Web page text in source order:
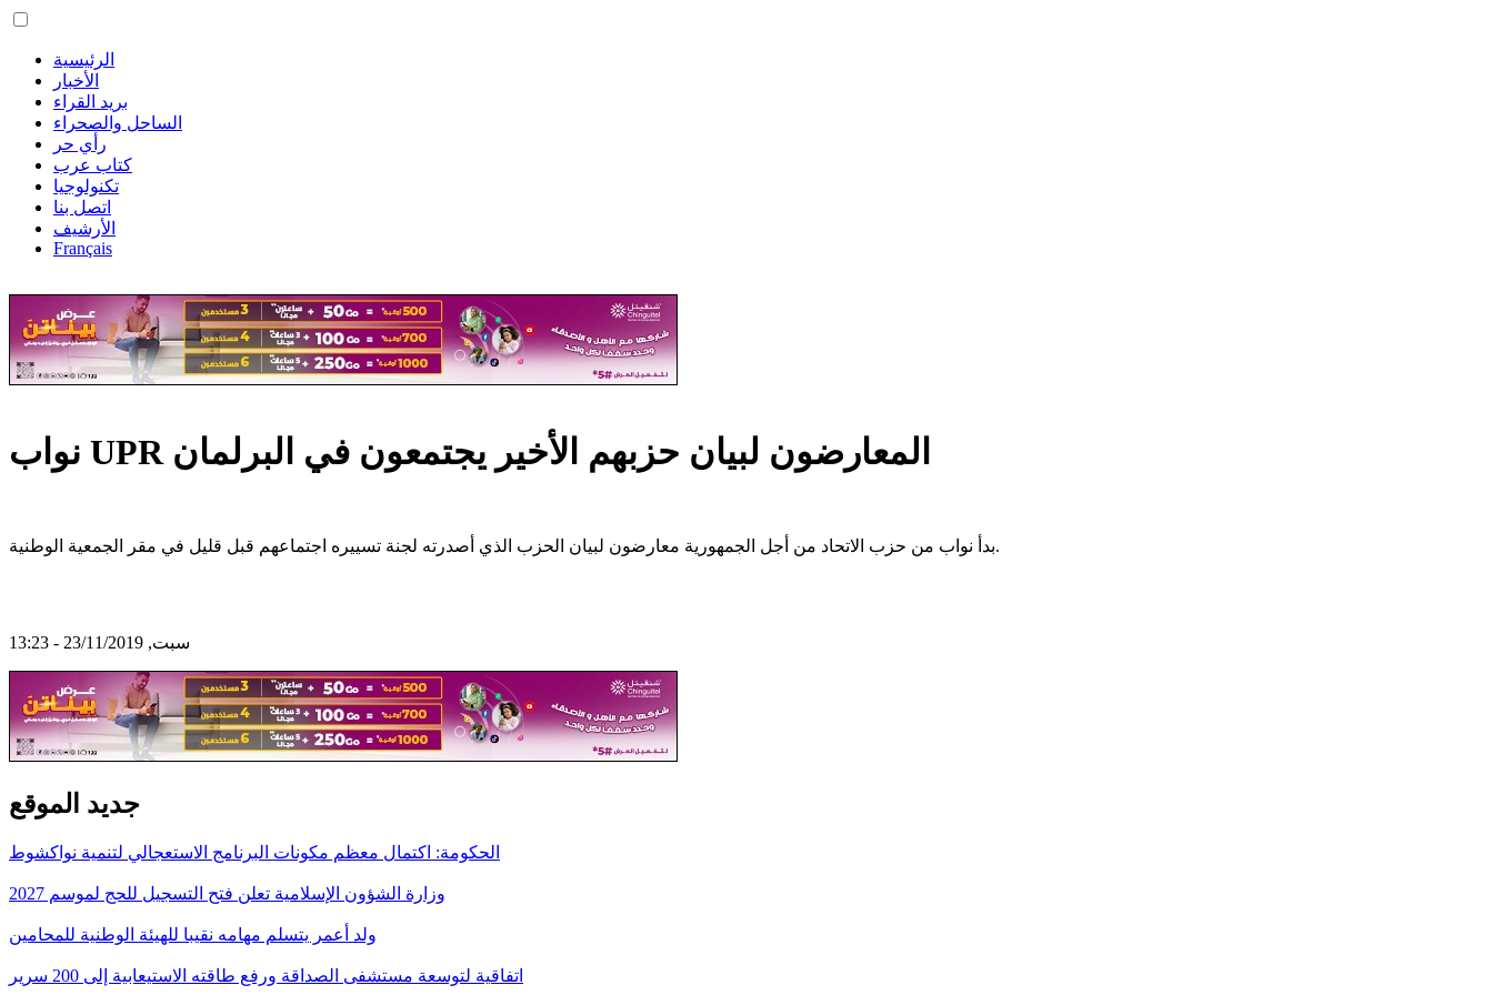
الرئيسية
الأخبار
بريد القراء
الساحل والصحراء
رأي حر
كتاب عرب
تكنولوجيا
اتصل بنا
الأرشيف
Français
نواب UPR المعارضون لبيان حزبهم الأخير يجتمعون في البرلمان
بدأ نواب من حزب الاتحاد من أجل الجمهورية معارضون لبيان الحزب الذي أصدرته لجنة تسييره اجتماعهم قبل قليل في مقر الجمعية الوطنية.
سبت, 23/11/2019 - 13:23
جديد الموقع
الحكومة: اكتمال معظم مكونات البرنامج الاستعجالي لتنمية نواكشوط
وزارة الشؤون الإسلامية تعلن فتح التسجيل للحج لموسم 2027
ولد أعمر يتسلم مهامه نقيبا للهيئة الوطنية للمحامين
اتفاقية لتوسعة مستشفى الصداقة ورفع طاقته الاستيعابية إلى 200 سرير